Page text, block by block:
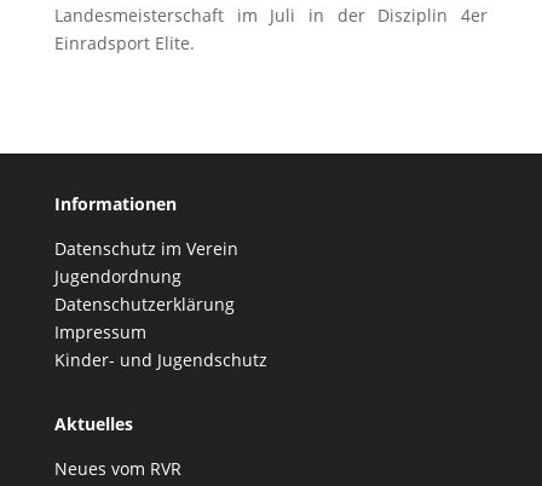
Landesmeisterschaft im Juli in der Disziplin 4er
Einradsport Elite.
Informationen
Datenschutz im Verein
Jugendordnung
Datenschutzerklärung
Impressum
Kinder- und Jugendschutz
Aktuelles
Neues vom RVR